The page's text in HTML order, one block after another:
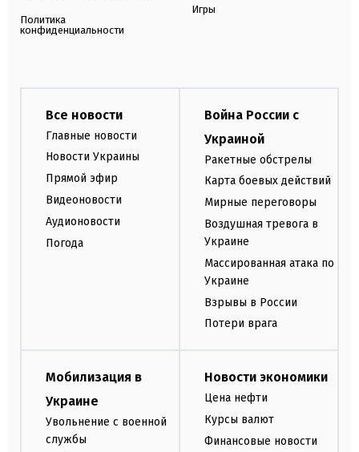
Политика
конфиденциальности
Игры
Все новости
Главные новости
Новости Украины
Прямой эфир
Видеоновости
Аудионовости
Погода
Война России с
Украиной
Ракетные обстрелы
Карта боевых действий
Мирные переговоры
Воздушная тревога в
Украине
Массированная атака по
Украине
Взрывы в России
Потери врага
Мобилизация в
Украине
Увольнение с военной
службы
Новости экономики
Цена нефти
Курсы валют
Финансовые новости